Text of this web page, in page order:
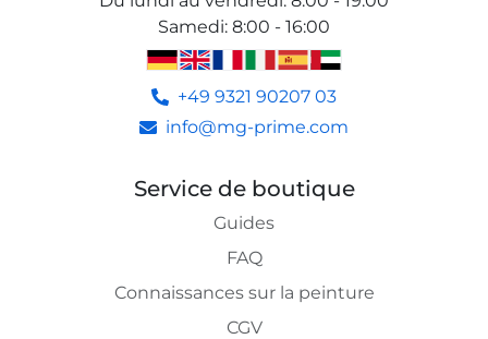
Samedi: 8:00 - 16:00
+49 9321 90207 03
info@mg-prime.com
Service de boutique
Guides
FAQ
Connaissances sur la peinture
CGV